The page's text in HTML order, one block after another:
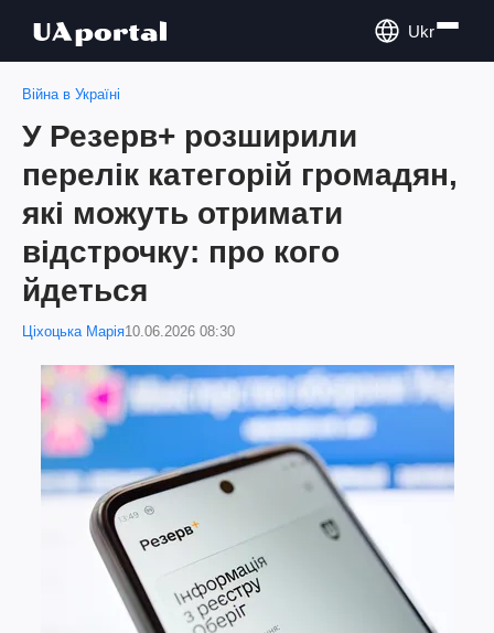
Ukr
Війна в Україні
У Резерв+ розширили
перелік категорій громадян,
які можуть отримати
відстрочку: про кого
йдеться
Ціхоцька Марія10.06.2026 08:30